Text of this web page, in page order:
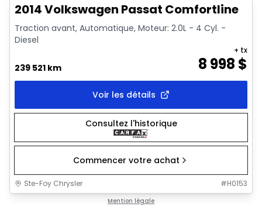
2014 Volkswagen Passat Comfortline
Traction avant, Automatique, Moteur: 2.0L - 4 Cyl. -
Diesel
239 521 km 8 998 $
+ tx
Voir les détails
Consultez l'historique
Commencer votre achat
Ste-Foy Chrysler #H0153
Mention légale